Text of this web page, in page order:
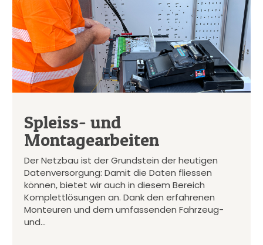
Spleiss- und
Montagearbeiten
Der Netzbau ist der Grundstein der heutigen
Datenversorgung: Damit die Daten fliessen
können, bietet wir auch in diesem Bereich
Komplettlösungen an. Dank den erfahrenen
Monteuren und dem umfassenden Fahrzeug-
und…